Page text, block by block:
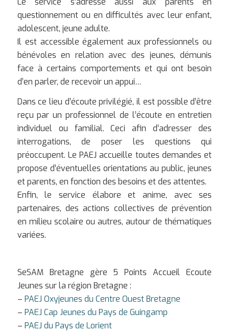
questionnement ou en difficultés avec leur enfant,
adolescent, jeune adulte.
Il est accessible également aux professionnels ou
bénévoles en relation avec des jeunes, démunis
face à certains comportements et qui ont besoin
d’en parler, de recevoir un appui…
Dans ce lieu d’écoute privilégié, il est possible d’être
reçu par un professionnel de l’écoute en entretien
individuel ou familial. Ceci afin d’adresser des
interrogations, de poser les questions qui
préoccupent. Le PAEJ accueille toutes demandes et
propose d’éventuelles orientations au public, jeunes
et parents, en fonction des besoins et des attentes.
Enfin, le service élabore et anime, avec ses
partenaires, des actions collectives de prévention
en milieu scolaire ou autres, autour de thématiques
variées.
SeSAM Bretagne gère 5 Points Accueil Ecoute
Jeunes sur la région Bretagne :
– PAEJ Oxyjeunes du Centre Ouest Bretagne
– PAEJ Cap Jeunes du Pays de Guingamp
– PAEJ du Pays de Lorient